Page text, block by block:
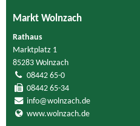
Markt Wolnzach
Rathaus
Marktplatz 1
85283 Wolnzach
08442 65-0
08442 65-34
info@wolnzach.de
www.wolnzach.de